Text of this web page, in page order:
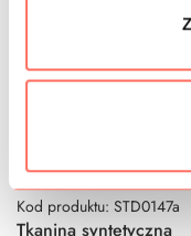
Kod produktu: STD0147a
Tkanina syntetyczna